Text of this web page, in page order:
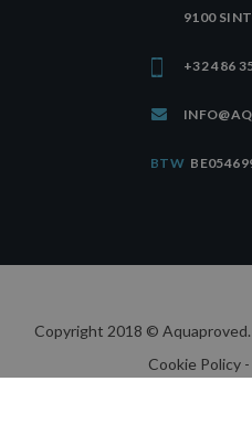
9100
+32 486
BTW
Copyright 2018 ©
Cookie Policy